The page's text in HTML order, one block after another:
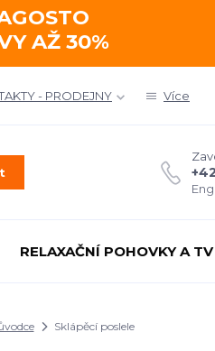
AŽ 30%
- PRODEJNY Více
RELAXAČNÍ POHOVKY A
Sklápěcí poslele